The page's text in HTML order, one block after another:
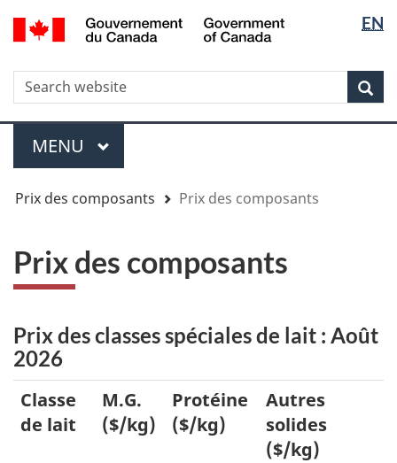
Aller
au
Skip
to
Passer
à
HTML
simplifiée
la
langue
la
langue
EN
WxT
Search
form
Menu
MENU PRINCIPAL
are
Prix des composants Prix des composants
Prix des composants
Prix des classes spéciales de lait : Août
2026
Classe
de lait
M.G.
($/kg)
Protéine
($/kg)
Autres
solides
($/kg)